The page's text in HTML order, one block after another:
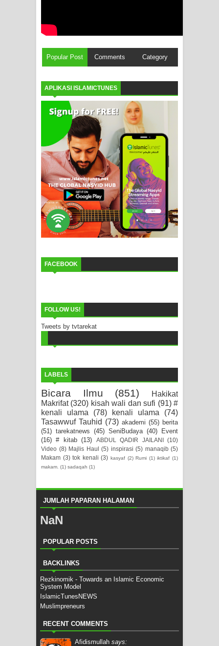
Popular Post Comments Category
APLIKASI ISLAMICTUNES
FACEBOOK
FOLLOW US!
Tweets by tvtarekat
LABELS
Bicara Ilmu (851)
Hakikat
Makrifat (320) kisah wali dan sufi (91) #
kenali ulama
(78) kenali ulama
(74)
Tasawwuf Tauhid (73) akademi (55) berita
(51) tarekatnews (45) SeniBudaya (40) Event
(16) # kitab (13) ABDUL QADIR JAILANI (10)
Video (8) Majlis Haul (5) inspirasi (5) manaqib (5)
Makam (3) tok kenali (3) kasyaf (2) Rumi (1) iktikaf (1)
makam. (1) sadaqah (1)
JUMLAH PAPARAN HALAMAN
NaN
POPULAR POSTS
BACKLINKS
Rezkinomik - Towards an Islamic Economic
System Model
IslamicTunesNEWS
Muslimpreneurs
RECENT COMMENTS
Afidismullah says: